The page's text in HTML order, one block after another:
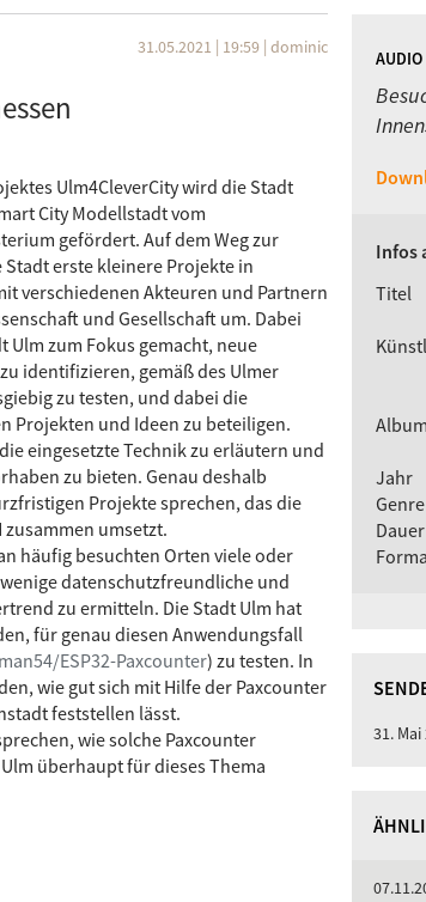
31.05.2021 | 19:59 | dominic
Ulm4CleverCity wird die Stadt
City Modellstadt vom
gefördert. Auf dem Weg zur
Stadt erste kleinere Projekte in
verschiedenen Akteuren und Partnern
und Gesellschaft um. Dabei
Ulm zum Fokus gemacht, neue
identifizieren, gemäß des Ulmer
zu testen, und dabei die
Projekten und Ideen zu beteiligen.
eingesetzte Technik zu erläutern und
zu bieten. Genau deshalb
Projekte sprechen, das die
zusammen umsetzt.
häufig besuchten Orten viele oder
datenschutzfreundliche und
zu ermitteln. Die Stadt Ulm hat
für genau diesen Anwendungsfall
ESP32-Paxcounter) zu testen. In
wie gut sich mit Hilfe der Paxcounter
feststellen lässt.
wie solche Paxcounter
überhaupt für dieses Thema
AUDIO
Infos
Titel
Album
Jahr
Genre
Dauer
31. Mai